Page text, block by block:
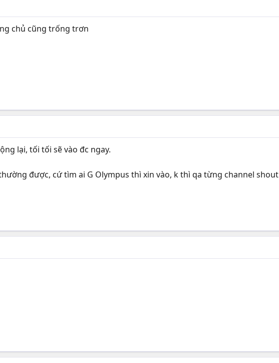
chủ cũng trống trơn
lại, tối tối sẽ vào đc ngay.
được, cứ tìm ai G Olympus thì xin vào, k thì qa từng channel shout